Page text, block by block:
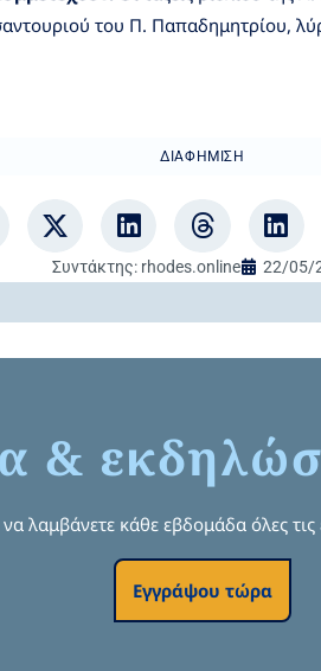
του Π. Παπαδημητρίου,
ΔΙΑΦΉΜΙΣΗ
Συντάκτης: rhodes.online 22/05/
&
λαμβάνετε κάθε εβδομάδα όλες
Εγγράψου τώρα